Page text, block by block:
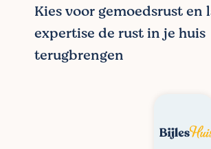
Kies voor gemoedsrust en
expertise de rust in je huis
terugbrengen